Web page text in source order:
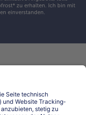
zu erhalten. Ich bin mit
einverstanden.